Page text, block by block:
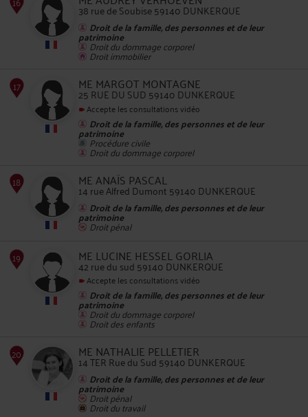
14
15
38 rue de Soubise 59140 DUNKERQUE
Droit de la famille, des personnes et de leur
patrimoine
Droit du dommage corporel
Droit immobilier
ME MARGOT MONTAGNE
25 RUE DU SUD 59140 DUNKERQUE
Accepte les consultations vidéo
Droit de la famille, des personnes et de leur
patrimoine
Procédure civile
Droit du dommage corporel
ME ANAÏS PASCAL
14 rue Alfred Dumont 59140 DUNKERQUE
Droit de la famille, des personnes et de leur
patrimoine
Droit pénal
ME LUCINE HESSEL GORLIA
42 rue du sud 59140 DUNKERQUE
Accepte les consultations vidéo
Droit de la famille, des personnes et de leur
patrimoine
Droit du dommage corporel
Droit des enfants
ME NATHALIE PELLETIER
14 TER Rue du Sud 59140 DUNKERQUE
Droit de la famille, des personnes et de leur
patrimoine
Droit pénal
Droit du travail